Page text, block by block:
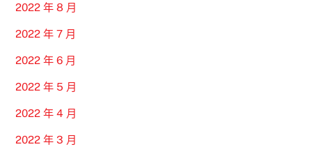
2022 年 8 月
2022 年 7 月
2022 年 6 月
2022 年 5 月
2022 年 4 月
2022 年 3 月